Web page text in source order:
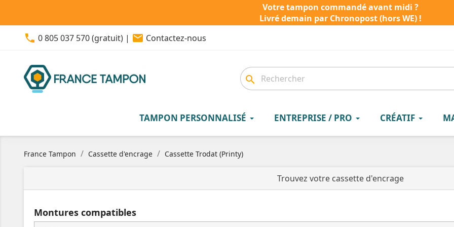
Votre tampon commandé avant midi ?
Livré demain par Chronopost (hors WE) !
phone 0 805 037 570 (gratuit) | email Contactez-nous
search
TAMPON PERSONNALISÉ ENTREPRISE / PRO CRÉATIF
France Tampon Cassette d'encrage Cassette Trodat (Printy)
Trouvez votre cassette d'encrage
Montures compatibles